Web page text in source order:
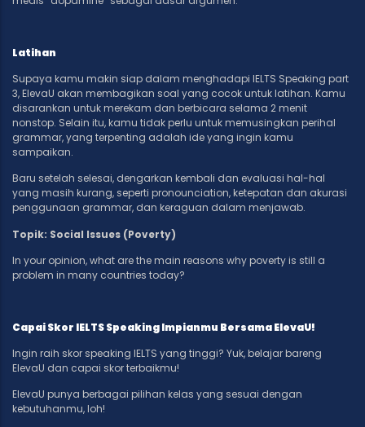
Latihan
Supaya kamu makin siap dalam menghadapi IELTS Speaking part
3, ElevaU akan membagikan soal yang cocok untuk latihan. Kamu
disarankan untuk merekam dan berbicara selama 2 menit
nonstop. Selain itu, kamu tidak perlu untuk memusingkan perihal
grammar, yang terpenting adalah ide yang ingin kamu
sampaikan.
Baru setelah selesai, dengarkan kembali dan evaluasi hal-hal
yang masih kurang, seperti pronounciation, ketepatan dan akurasi
penggunaan grammar, dan keraguan dalam menjawab.
Topik: Social Issues (Poverty)
In your opinion, what are the main reasons why poverty is still a
problem in many countries today?
Capai Skor IELTS Speaking Impianmu Bersama ElevaU!
Ingin raih skor speaking IELTS yang tinggi? Yuk, belajar bareng
ElevaU dan capai skor terbaikmu!
ElevaU punya berbagai pilihan kelas yang sesuai dengan
kebutuhanmu, loh!